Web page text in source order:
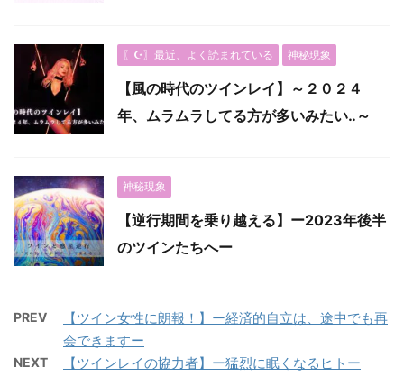
〖☪︎〗最近、よく読まれている 神秘現象
【風の時代のツインレイ】～２０２４
年、ムラムラしてる方が多いみたい‥～
神秘現象
【逆行期間を乗り越える】ー2023年後半
のツインたちへー
PREV
【ツイン女性に朗報！】ー経済的自立は、途中でも再
会できますー
NEXT 【ツインレイの協力者】ー猛烈に眠くなるヒトー